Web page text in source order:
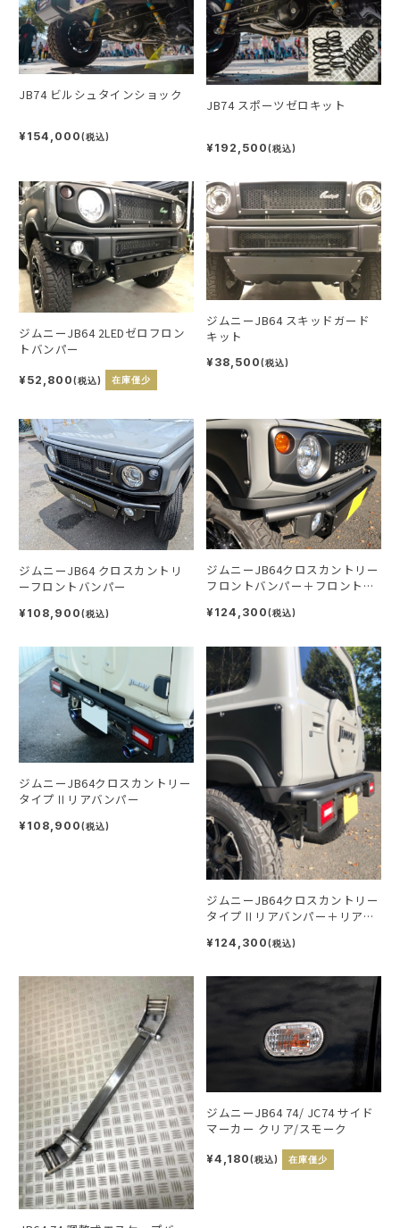
JB74 ビルシュタインショック
¥154,000(税込)
JB74 スポーツゼロキット
¥192,500(税込)
ジムニーJB64 2LEDゼロフロン
トバンパー
¥52,800(税込) 在庫僅少
ジムニーJB64 スキッドガード
キット
¥38,500(税込)
ジムニーJB64 クロスカントリ
ーフロントバンパー
¥108,900(税込)
ジムニーJB64クロスカントリー
フロントバンパー＋フロントス
¥124,300(税込)
ジムニーJB64クロスカントリー
タイプⅡリアバンパー
¥108,900(税込)
ジムニーJB64クロスカントリー
タイプⅡリアバンパー＋リアス
¥124,300(税込)
ジムニーJB64 74/ JC74 サイド
マーカー クリア/スモーク
¥4,180(税込) 在庫僅少